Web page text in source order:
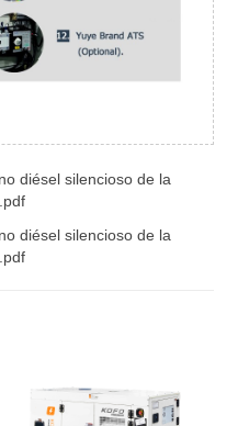
diésel silencioso de la
diésel silencioso de la